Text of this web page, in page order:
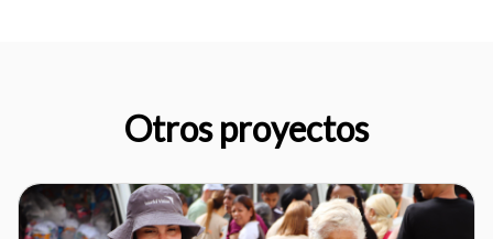
Otros proyectos